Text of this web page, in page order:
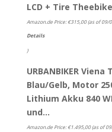
LCD + Tire
Amazon.de Price:€315,00(as of 09/
Details
)
URBANBIKER
Blau/Gelb, Motor
Lithium Akku 840
und…
Amazon.de Price:€1.495,00(as of